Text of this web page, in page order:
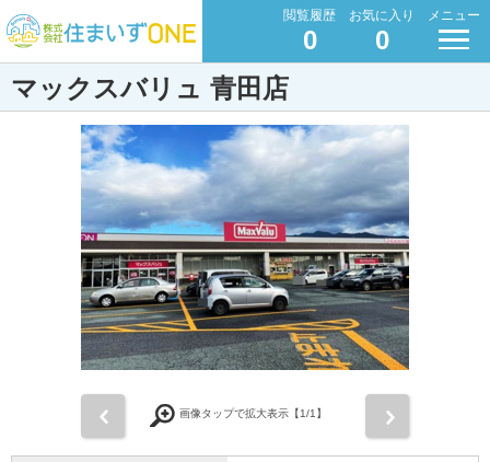
閲覧履歴
0
お気に入り
0
メニュー
マックスバリュ 青田店
画像タップで拡大表示【1/1】